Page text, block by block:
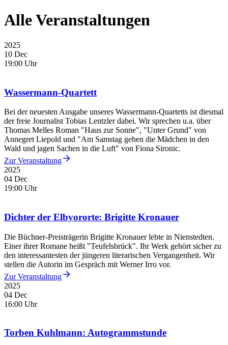
Alle Veranstaltungen
2025
10 Dec
19:00 Uhr
Wassermann-Quartett
Bei der neuesten Ausgabe unseres Wassermann-Quartetts ist diesmal
der freie Journalist Tobias Lentzler dabei. Wir sprechen u.a. über
Thomas Melles Roman "Haus zur Sonne", "Unter Grund" von
Annegret Liepold und "Am Samstag gehen die Mädchen in den
Wald und jagen Sachen in die Luft" von Fiona Sironic.
Zur Veranstaltung
2025
04 Dec
19:00 Uhr
Dichter der Elbvororte: Brigitte Kronauer
Die Büchner-Preisträgerin Brigitte Kronauer lebte in Nienstedten.
Einer ihrer Romane heißt "Teufelsbrück". Ihr Werk gehört sicher zu
den interessantesten der jüngeren literarischen Vergangenheit. Wir
stellen die Autorin im Gespräch mit Werner Irro vor.
Zur Veranstaltung
2025
04 Dec
16:00 Uhr
Torben Kuhlmann: Autogrammstunde